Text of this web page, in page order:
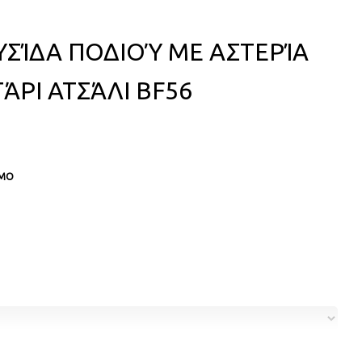
ΠΟΔΙΟΎ ΜΕ ΑΣΤΕΡΊΑ
ΑΤΣΆΛΙ BF56